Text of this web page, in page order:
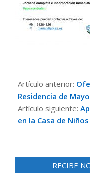
05-
29
Artículo anterior:
Residencia de
Artículo siguiente:
en la Casa de
RECIBE